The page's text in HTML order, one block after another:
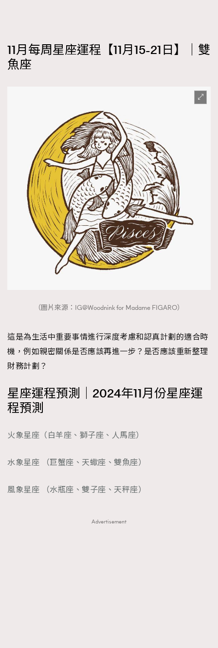
11月每周星座運程【11月15-21日】｜雙
魚座
（圖片來源：IG@Woodnink for Madame FIGARO）
這是為生活中重要事情進行深度考慮和認真計劃的適合時
機，例如親密關係是否應該再進一步？是否應該重新整理
財務計劃？
星座運程預測｜2024年11月份星座運
程預測
火象星座（白羊座、獅子座、人馬座）
水象星座 （巨蟹座、天蠍座、雙魚座）
風象星座 （水瓶座、雙子座、天秤座）
Advertisement